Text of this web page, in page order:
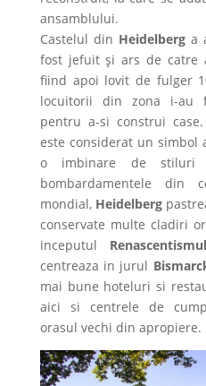
ansamblului.
Castelul din Heidelberga
fost jefuit şi ars de catre
fiind apoi lovit de fulger
locuitorii din zona i-au
pentru a-si construi
este considerat un simbol
o imbinare de stiluri
bombardamentele din
mondial, Heidelberg
conservate multe cladiri
inceputul
centreaza in jurul
mai bune hoteluri si
aici si centrele de
orasul vechi din apropiere.